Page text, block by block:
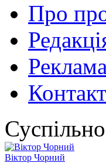
Про
Реклама
Віктор Чорний